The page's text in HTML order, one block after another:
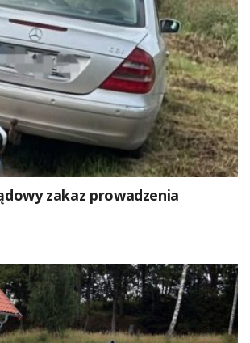
zakaz prowadzenia